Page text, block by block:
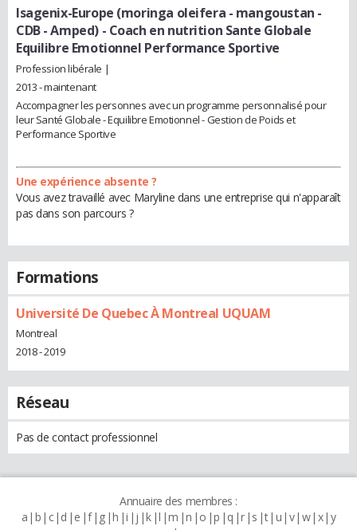
Isagenix-Europe (moringa oleifera - mangoustan -
CDB - Amped)- Coach en nutrition Sante Globale
Equilibre Emotionnel Performance Sportive
Profession libérale |
2013 - maintenant
Accompagner les personnes avec un programme personnalisé pour
leur Santé Globale - Equilibre Emotionnel - Gestion de Poids et
Performance Sportive
Une expérience absente ?
Vous avez travaillé avec Maryline dans une entreprise qui n'apparaît
pas dans son parcours ?
Formations
Université De Quebec À Montreal UQUAM
Montreal
2018 - 2019
Réseau
Pas de contact professionnel
Annuaire des membres :
a b c d e f g h i j k l m n o p q r s t u v w x y